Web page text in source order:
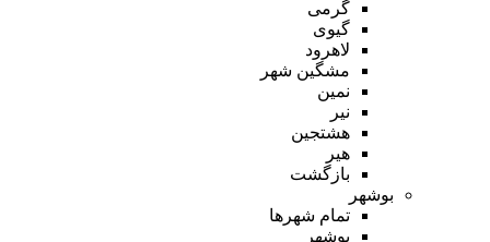
گرمی
گیوی
لاهرود
مشگین شهر
نمین
نیر
هشتجین
هیر
بازگشت
بوشهر
تمام شهر‌ها
بوشهر